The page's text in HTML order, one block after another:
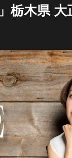
栃木県